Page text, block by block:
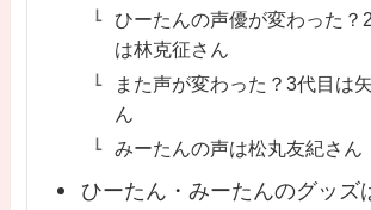
ひーたんの声優が変わった？
は林克征さん
また声が変わった？3代目は
ん
みーたんの声は松丸友紀さん
ひーたん・みーたんのグッズ